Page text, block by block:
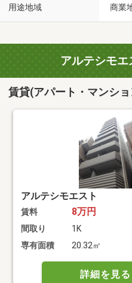
用途地域 商業
アルテシモ
賃貸(アパート・マンシ
アルテシモエスト
賃料 8万円
間取り
1K
専有面積
20.32㎡
詳細を見る